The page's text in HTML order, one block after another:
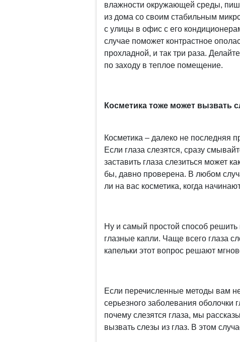
влажности окружающей среды,
из дома со своим стабильным
с улицы в офис с его
случае поможет контрастное
прохладной, и так три раза.
по заходу в теплое помещение.
Косметика тоже может вызвать
Косметика – далеко не последняя
Если глаза слезятся, сразу
заставить глаза слезиться может
бы, давно проверена. В любом
ли на вас косметика, когда
Ну и самый простой способ решить
глазные капли. Чаще всего глаза
капельки этот вопрос решают
Если перечисленные методы вам
серьезного заболевания
почему слезятся глаза, мы
вызвать слезы из глаз. В этом